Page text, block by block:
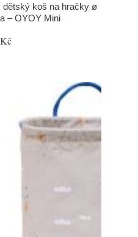
koš na hračky ø
– OYOY Mini